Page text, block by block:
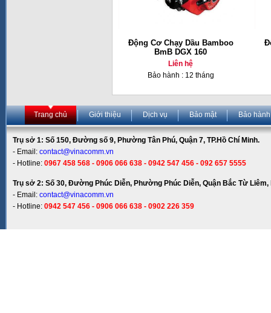
Động Cơ Chạy Dầu Bamboo
BmB DGX 160
Liên hệ
Bảo hành : 12 tháng
Trang chủ Giới thiệu Dịch vụ Bảo mật Bảo hành
Trụ sở 1: Số 150, Đường số 9, Phường Tân Phú, Quận 7, TP.Hồ Chí Minh.
- Email: contact@vinacomm.vn
- Hotline: 0967 458 568 - 0906 066 638 - 0942 547 456 - 092 657 5555
Trụ sở 2: Số 30, Đường Phúc Diễn, Phường Phúc Diễn, Quận Bắc Từ Liêm,
- Email: contact@vinacomm.vn
- Hotline: 0942 547 456 - 0906 066 638 - 0902 226 359